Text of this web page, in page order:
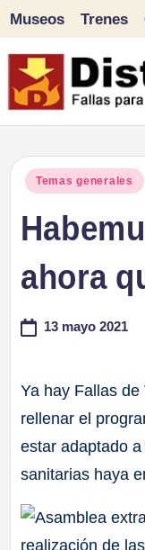
Saltar
al
Museos Trenes
Publicado
Temas generales
ahora
13 mayo 2021
Ya hay Fallas
rellenar el
estar adaptado
sanitarias haya